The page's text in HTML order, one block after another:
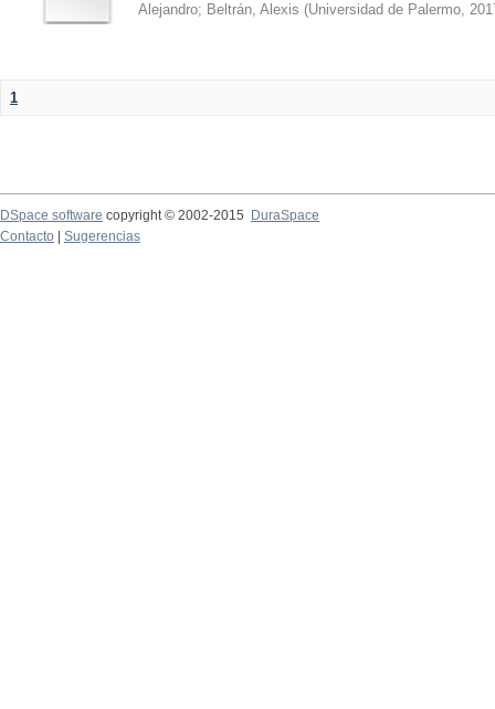
Alejandro; Beltrán, Alexis (Universidad de Palermo,
1
DSpace software copyright © 2002-2015
DuraSpace
Contacto
Sugerencias